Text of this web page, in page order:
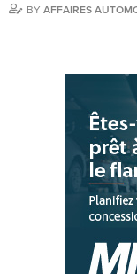
BY AFFAIRES